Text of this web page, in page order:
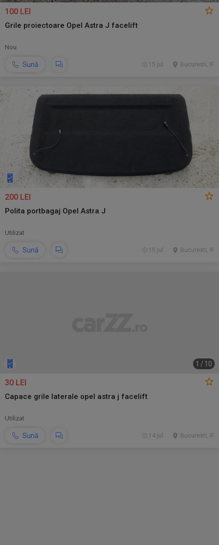
100 LEI
Grile proiectoare Opel Astra J facelift
Nou
Sună Bucuresti, IF
15 jul.
200 LEI
Polita portbagaj Opel Astra J
Utilizat
Sună Bucuresti, IF
15 jul.
1 / 10
30 LEI
Capace grile laterale opel astra j facelift
Utilizat
Sună Bucuresti, IF
14 jul.